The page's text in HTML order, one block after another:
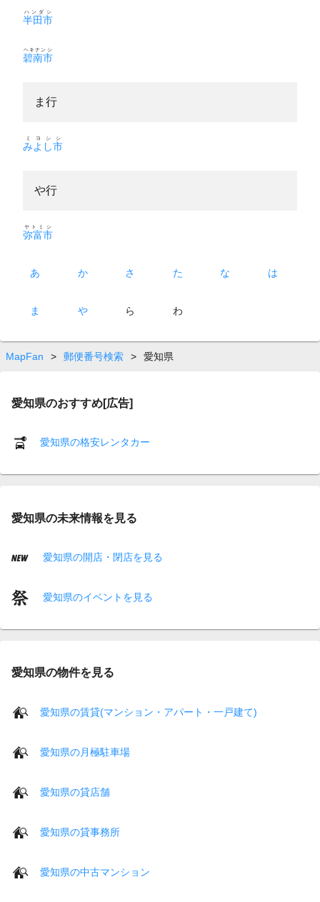
半田市
ハンダシ
碧南市
ヘキナンシ
ま行
みよし市
ミヨシシ
や行
弥富市
ヤトミシ
あ か さ た な は
ま や ら わ
MapFan > 郵便番号検索 > 愛知県
愛知県のおすすめ[広告]
愛知県の格安レンタカー
愛知県の未来情報を見る
愛知県の開店・閉店を見る
愛知県のイベントを見る
愛知県の物件を見る
愛知県の賃貸(マンション・アパート・一戸建て)
愛知県の月極駐車場
愛知県の貸店舗
愛知県の貸事務所
愛知県の中古マンション